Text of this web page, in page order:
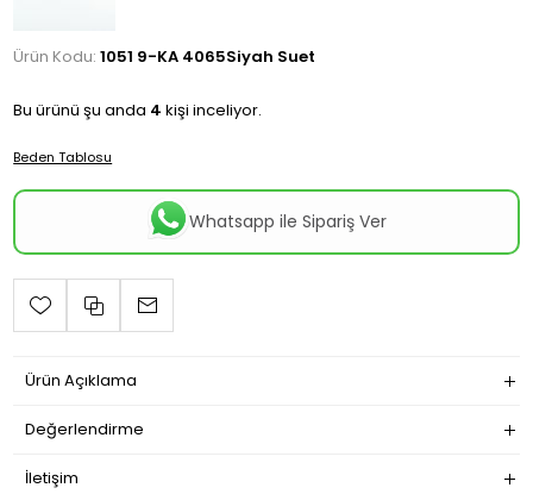
Ürün Kodu: 1051 9-KA 4065Siyah Suet
Bu ürünü şu anda 4 kişi inceliyor.
Beden Tablosu
Whatsapp ile Sipariş Ver
Ürün Açıklama
Değerlendirme
İletişim